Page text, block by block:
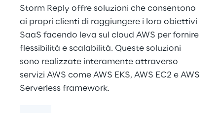
Storm Reply offre soluzioni che consentono
ai propri clienti di raggiungere i loro obiettivi
SaaS facendo leva sul cloud AWS per fornire
flessibilità e scalabilità. Queste soluzioni
sono realizzate interamente attraverso
servizi AWS come AWS EKS, AWS EC2 e AWS
Serverless framework.